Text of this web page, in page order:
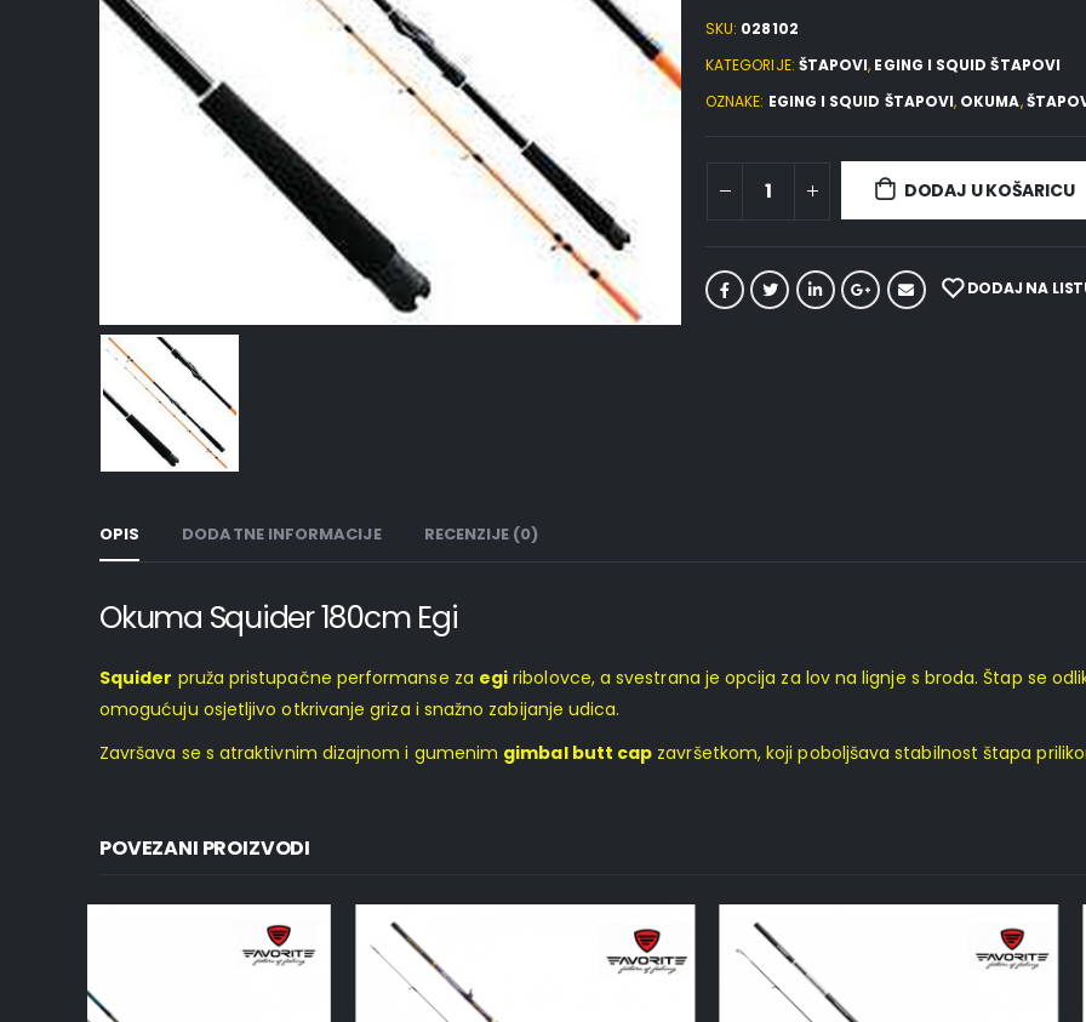
SKU: 028102
KATEGORIJE: ŠTAPOVI, EGING I SQUID ŠTAPOVI
OZNAKE: EGING I SQUID ŠTAPOVI, OKUMA,
DODAJ U KOŠARICU
DODAJ NA
OPIS DODATNE INFORMACIJE RECENZIJE (0)
Okuma Squider 180cm Egi
Squider pruža pristupačne performanse za egi ribolovce, a svestrana je opcija za lov na lignje s broda. Štap se
omogućuju osjetljivo otkrivanje griza i snažno zabijanje udica.
Završava se s atraktivnim dizajnom i gumenim gimbal butt cap završetkom, koji poboljšava stabilnost štapa
POVEZANI PROIZVODI